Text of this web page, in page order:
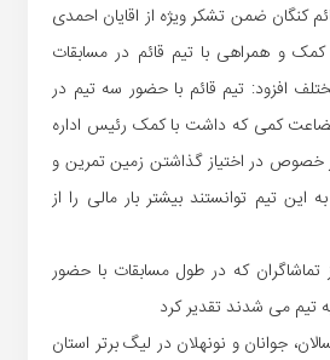
کنگان ضمن تشکر ویژه از اقایان احمدی
و همراهی با تیم قائم در مسابقات
افزود: تیم قائم با حضور سه تیم در
کمی که داشت با کمک رئیس اداره
خصوص در اختیاز گذاشتن زمین تمرین و
این تیم توانستند بیشتر بار مالی را از
که در طول مسابقات با حضور
تیم می شدند تقدیر کرد
جوانان و نونهلان در لیگ برتر استان